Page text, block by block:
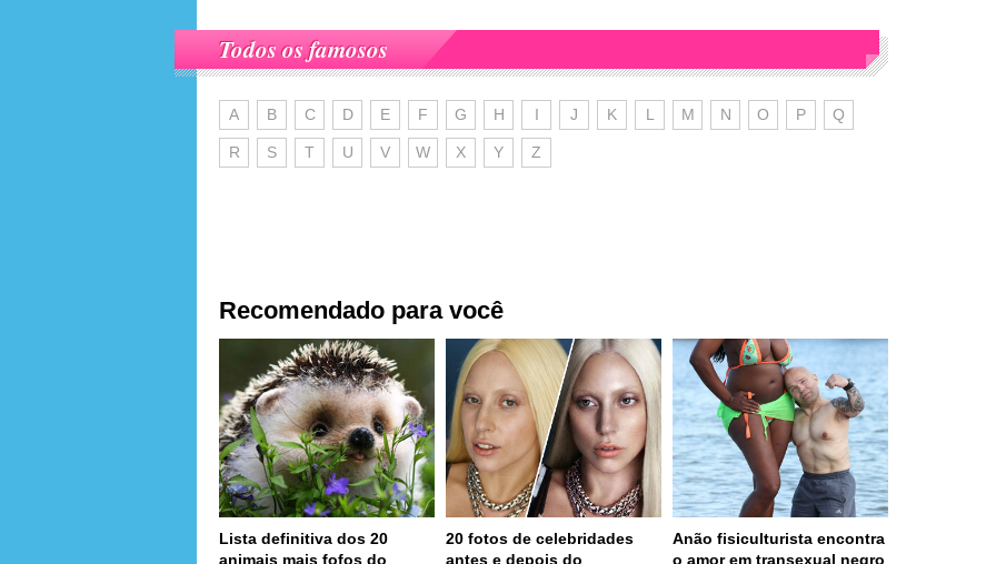
Todos os famosos
A B C D E F G H I J K L M N O P Q
R S T U V W X Y Z
Recomendado para você
Lista definitiva dos 20
animais mais fofos do
20 fotos de celebridades
antes e depois do
Anão fisiculturista encontra
o amor em transexual negro